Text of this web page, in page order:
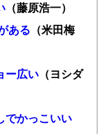
（藤原浩一）
ある （米田梅
ー広い （ヨシダ
でかっこいい